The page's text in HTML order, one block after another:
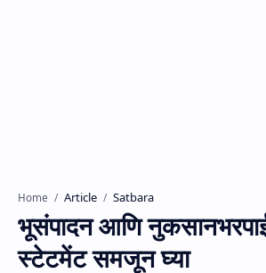
Home Article Satbara
भूसंपादन आणि
स्टेटमेंट समजून घ्या